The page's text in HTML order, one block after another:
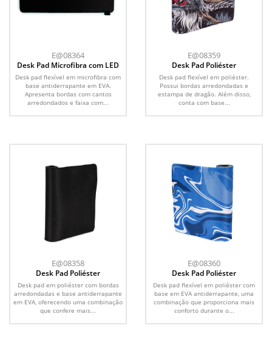
E@08364
Desk Pad Microfibra com LED
Desk pad flexível em microfibra com
base antiderrapante em EVA.
Apresenta bordas com cantos
arredondados e faixa com...
E@08359
Desk Pad Poliéster
Desk pad flexível em poliéster.
Possui bordas arredondadas e
estampa de dragão. Além disso,
conta com base...
E@08358
Desk Pad Poliéster
Desk pad em poliéster com bordas
arredondadas e base antiderrapante
em EVA, oferecendo uma combinação
que confere mais...
E@08360
Desk Pad Poliéster
Desk pad flexível em poliéster com
base em EVA antiderrapante, uma
combinação que proporciona mais
conforto durante o...